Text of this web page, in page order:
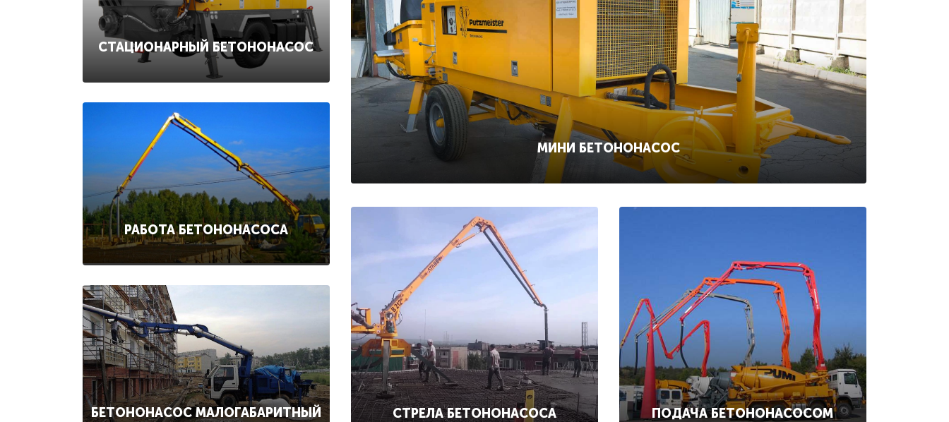
СТАЦИОНАРНЫЙ БЕТОНОНАСОС
РАБОТА БЕТОНОНАСОСА
БЕТОНОНАСОС МАЛОГАБАРИТНЫЙ
МИНИ БЕТОНОНАСОС
СТРЕЛА БЕТОНОНАСОСА ПОДАЧА БЕТОНОНАСОСОМ